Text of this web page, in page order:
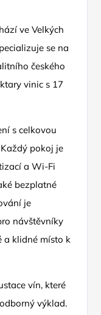
ve Velkých
se na
českého
vinic s 17
s celkovou
pokoj je
a Wi-Fi
bezplatné
je
návštěvníky
a klidné místo k
vín, které
výklad.